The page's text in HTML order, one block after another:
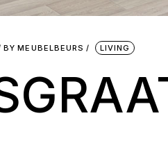
BY MEUBELBEURS LIVING